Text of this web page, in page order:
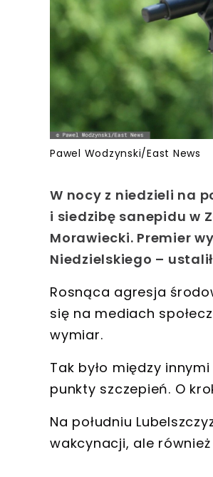
Pawel Wodzynski/East News
W nocy z niedzieli na
i siedzibę sanepidu w
Morawiecki. Premier
Niedzielskiego –
Rosnąca agresja
się na mediach
wymiar.
Tak było między innymi
punkty szczepień. O
Na południu
wakcynacji, ale również